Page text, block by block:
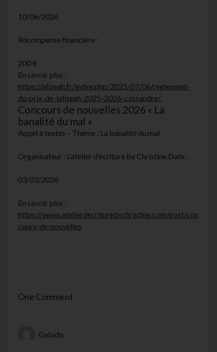
10/06/2026
Récompense financière :
200 €
En savoir plus :
https://afpeah.fr/index.php/2025/07/06/reglement-
du-prix-de-lafpeah-2025-2026-cassandre/
Concours de nouvelles 2026 « La
banalité du mal »
Appel à textes – Thème : La banalité du mal
Organisateur : L’atelier d’écriture by Christine Date :
03/03/2026
En savoir plus :
https://www.atelierdecriturebychristine.com/post/con
cours-de-nouvelles
One Comment
Gabido